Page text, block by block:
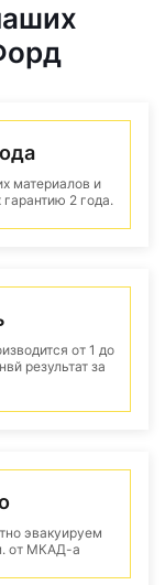
материалов и
2 года.
от 1 до
результат за
эвакуируем
от МКАД-а